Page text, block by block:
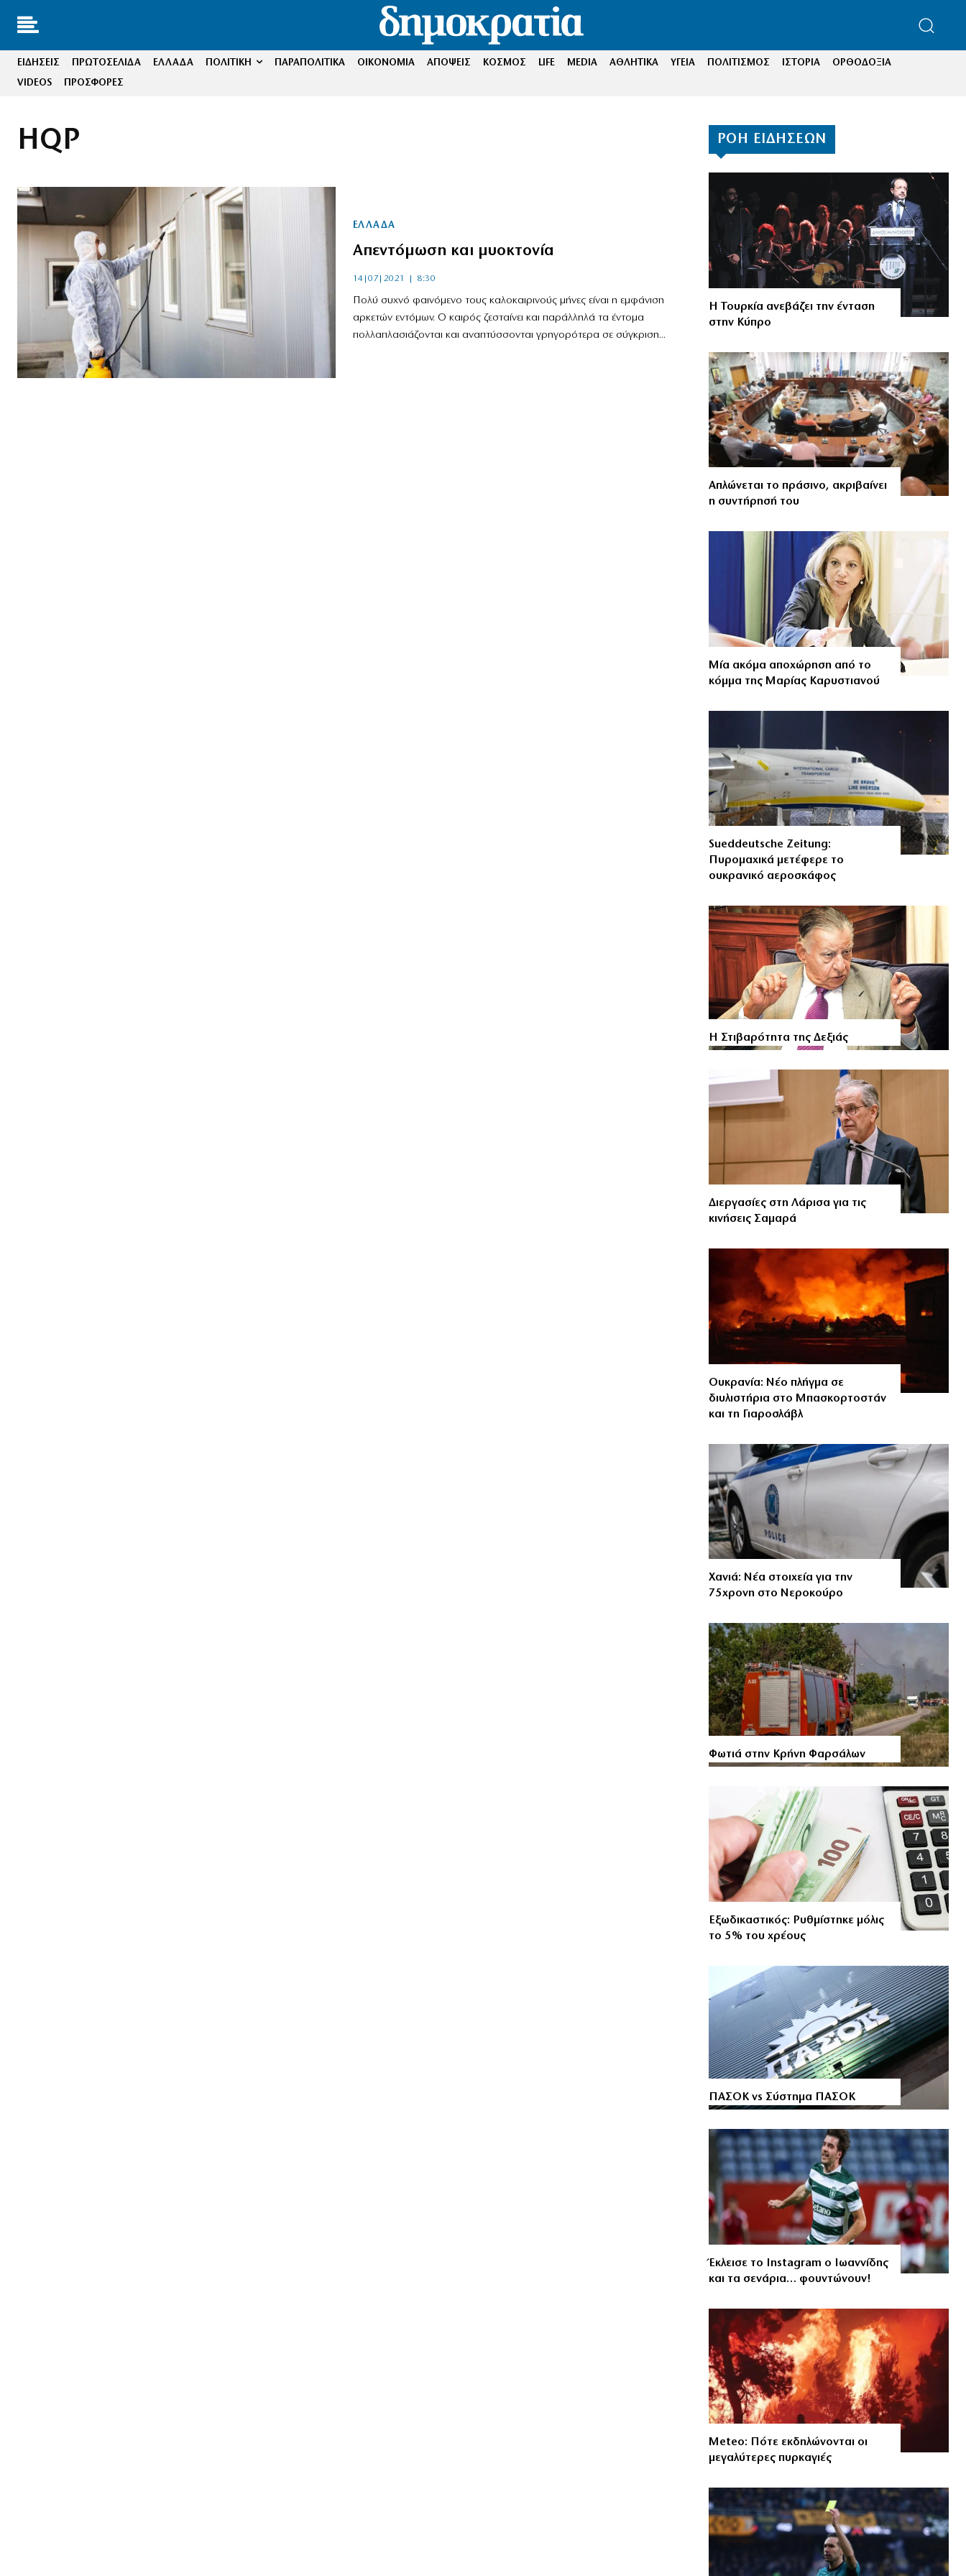
ΕΙΔΗΣΕΙΣ ΠΡΩΤΟΣΕΛΙΔΑ ΕΛΛΑΔΑ ΠΟΛΙΤΙΚΗ ΠΑΡΑΠΟΛΙΤΙΚΑ ΟΙΚΟΝΟΜΙΑ ΑΠΟΨΕΙΣ ΚΟΣΜΟΣ LIFE MEDIA ΑΘΛΗΤΙΚΑ ΥΓΕΙΑ ΠΟΛΙΤΙΣΜΟΣ ΙΣΤΟΡΙΑ
ΟΡΘΟΔΟΞΙΑ
VIDEOS
ΠΡΟΣΦΟΡΕΣ
HQP
ΕΛΛΑΔΑ
Απεντόμωση και μυοκτονία
14|07|2021 | 8:30
Πολύ συχνό φαινόμενο τους καλοκαιρινούς μήνες είναι η εμφάνιση
αρκετών εντόμων. Ο καιρός ζεσταίνει και παράλληλά τα έντομα
πολλαπλασιάζονται και αναπτύσσονται γρηγορότερα σε σύγκριση...
ΡΟΗ ΕΙΔΗΣΕΩΝ
Η Τουρκία ανεβάζει την ένταση
στην Κύπρο
Απλώνεται το πράσινο, ακριβαίνει
η συντήρησή του
Μία ακόμα αποχώρηση από το
κόμμα της Μαρίας Καρυστιανού
Sueddeutsche Zeitung:
Πυρομαχικά μετέφερε το
ουκρανικό αεροσκάφος
Η Στιβαρότητα της Δεξιάς
Διεργασίες στη Λάρισα για τις
κινήσεις Σαμαρά
Ουκρανία: Νέο πλήγμα σε
διυλιστήρια στο Μπασκορτοστάν
και τη Γιαροσλάβλ
Χανιά: Νέα στοιχεία για την
75χρονη στο Νεροκούρο
Φωτιά στην Κρήνη Φαρσάλων
Εξωδικαστικός: Ρυθμίστηκε μόλις
το 5% του χρέους
ΠΑΣΟΚ vs Σύστημα ΠΑΣΟΚ
Έκλεισε το Instagram ο Ιωαννίδης
και τα σενάρια… φουντώνουν!
Meteo: Πότε εκδηλώνονται οι
μεγαλύτερες πυρκαγιές